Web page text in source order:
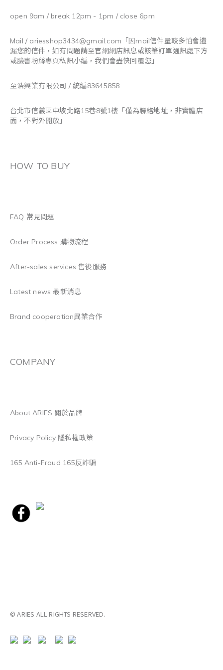
open 9am / break 12pm - 1pm / close 6pm
Mail / ariesshop3434@gmail.com 「因mail信件量較多怕會遺
漏您的信件，如有問題請至官網網店訊息或該筆訂單通訊處下方
或臉書粉絲專頁私訊小編，我們會盡快回覆您」
至浩興業有限公司 / 統編83645858
台北市信義區中坡北路15巷8號1樓「僅為聯絡地址，非實體店
面，不對外開放」
HOW TO BUY
FAQ 常見問題
Order Process 購物流程
After-sales services 售後服務
Latest news 最新消息
Brand cooperation異業合作
COMPANY
About ARIES 關於品牌
Privacy Policy 隱私權政策
165 Anti-Fraud 165反詐騙
© ARIES ALL RIGHTS RESERVED.